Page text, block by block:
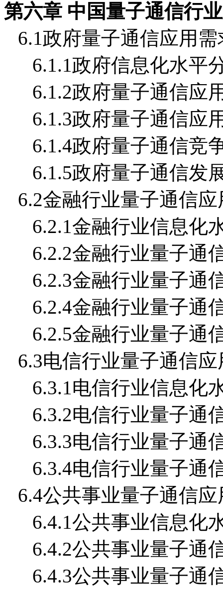
第六章 中国量子通信行
6.1政府量子通信应用
6.1.1政府信息化水平
6.1.2政府量子通信应
6.1.3政府量子通信应
6.1.4政府量子通信竞
6.1.5政府量子通信发
6.2金融行业量子通信
6.2.1金融行业信息化
6.2.2金融行业量子通
6.2.3金融行业量子通
6.2.4金融行业量子通
6.2.5金融行业量子通
6.3电信行业量子通信
6.3.1电信行业信息化
6.3.2电信行业量子通
6.3.3电信行业量子通
6.3.4电信行业量子通
6.4公共事业量子通信
6.4.1公共事业信息化
6.4.2公共事业量子通
6.4.3公共事业量子通